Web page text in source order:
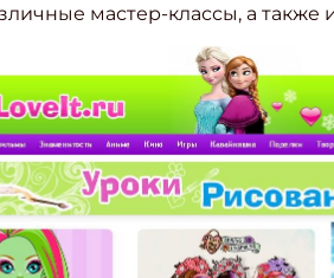
мастер-классы, а также